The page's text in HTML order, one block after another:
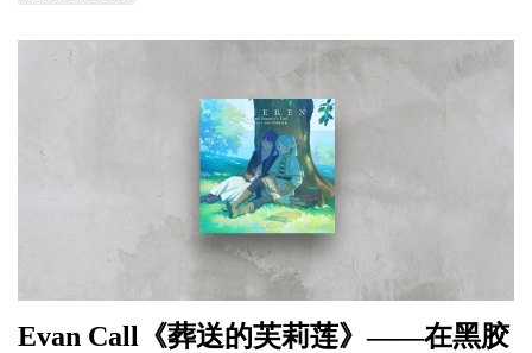
Evan Call《葬送的芙莉莲》——在黑胶